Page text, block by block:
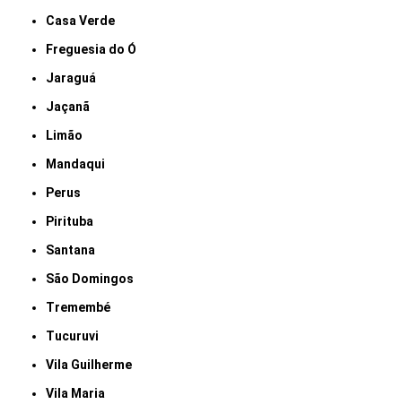
Casa Verde
Freguesia do Ó
Jaraguá
Jaçanã
Limão
Mandaqui
Perus
Pirituba
Santana
São Domingos
Tremembé
Tucuruvi
Vila Guilherme
Vila Maria